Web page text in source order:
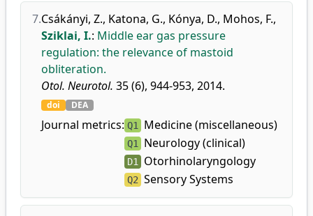
7.Csákányi, Z., Katona, G., Kónya, D., Mohos, F.,
Sziklai, I.: Middle ear gas pressure
regulation: the relevance of mastoid
obliteration.
Otol. Neurotol. 35 (6), 944-953, 2014.
doi DEA
Journal metrics: Q1 Medicine (miscellaneous)
Q1 Neurology (clinical)
D1 Otorhinolaryngology
Q2 Sensory Systems